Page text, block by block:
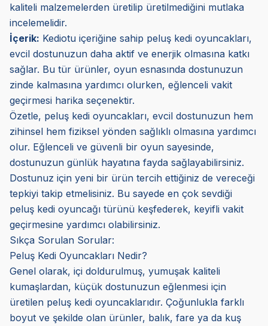
kaliteli malzemelerden üretilip üretilmediğini mutlaka
incelemelidir.
İçerik: Kediotu içeriğine sahip peluş kedi oyuncakları,
evcil dostunuzun daha aktif ve enerjik olmasına katkı
sağlar. Bu tür ürünler, oyun esnasında dostunuzun
zinde kalmasına yardımcı olurken, eğlenceli vakit
geçirmesi harika seçenektir.
Özetle, peluş kedi oyuncakları, evcil dostunuzun hem
zihinsel hem fiziksel yönden sağlıklı olmasına yardımcı
olur. Eğlenceli ve güvenli bir oyun sayesinde,
dostunuzun günlük hayatına fayda sağlayabilirsiniz.
Dostunuz için yeni bir ürün tercih ettiğiniz de vereceği
tepkiyi takip etmelisiniz. Bu sayede en çok sevdiği
peluş kedi oyuncağı türünü keşfederek, keyifli vakit
geçirmesine yardımcı olabilirsiniz.
Sıkça Sorulan Sorular:
Peluş Kedi Oyuncakları Nedir?
Genel olarak, içi doldurulmuş, yumuşak kaliteli
kumaşlardan, küçük dostunuzun eğlenmesi için
üretilen peluş kedi oyuncaklarıdır. Çoğunlukla farklı
boyut ve şekilde olan ürünler, balık, fare ya da kuş